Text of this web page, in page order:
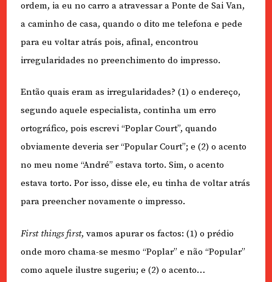
ordem, ia eu no carro a atravessar a Ponte de Sai Van,
a caminho de casa, quando o dito me telefona e pede
para eu voltar atrás pois, afinal, encontrou
irregularidades no preenchimento do impresso.
Então quais eram as irregularidades? (1) o endereço,
segundo aquele especialista, continha um erro
ortográfico, pois escrevi “Poplar Court”, quando
obviamente deveria ser “Popular Court”; e (2) o acento
no meu nome “André” estava torto. Sim, o acento
estava torto. Por isso, disse ele, eu tinha de voltar atrás
para preencher novamente o impresso.
First things first, vamos apurar os factos: (1) o prédio
onde moro chama-se mesmo “Poplar” e não “Popular”
como aquele ilustre sugeriu; e (2) o acento…